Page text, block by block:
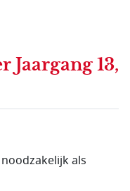
Jaargang 13,
als